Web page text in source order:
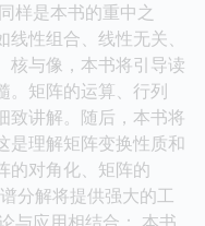
样是本书的重中之
性组合、线性无关、
核与像，本书将引导读
。矩阵的运算、行列
致讲解。随后，本书将
是理解矩阵变换性质和
的对角化、矩阵的
分解将提供强大的工